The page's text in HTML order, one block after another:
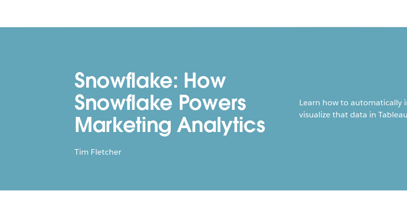
Snowflake: How
Snowflake Powers
Marketing Analytics
Tim Fletcher
Learn how to automatically
visualize that data in